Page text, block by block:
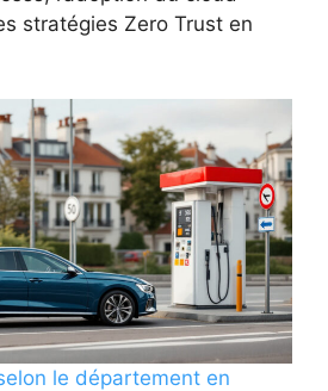
stratégies Zero Trust en
le département en